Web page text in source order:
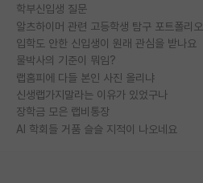
학부신입생 질문
알츠하이머 관련 고등학생 탐구 포트폴리오
입학도 안한 신입생이 원래 관심을 받나요
물박사의 기준이 뭐임?
랩홈피에 다들 본인 사진 올리냐
신생랩가지말라는 이유가 있었구나
장학금 모은 랩비통장
AI 학회들 거품 슬슬 지적이 나오네요